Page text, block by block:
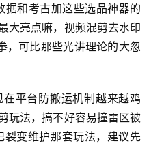
和考古加这些选品神器的
大亮点嘛，视频混剪去水印
，可比那些光讲理论的大忽
平台防搬运机制越来越鸡
玩法，搞不好容易撞雷区被
变维护那套玩法，建议先